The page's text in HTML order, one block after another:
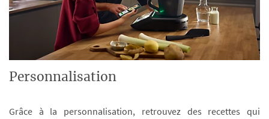
Personnalisation
Grâce à la personnalisation, retrouvez des recettes qui